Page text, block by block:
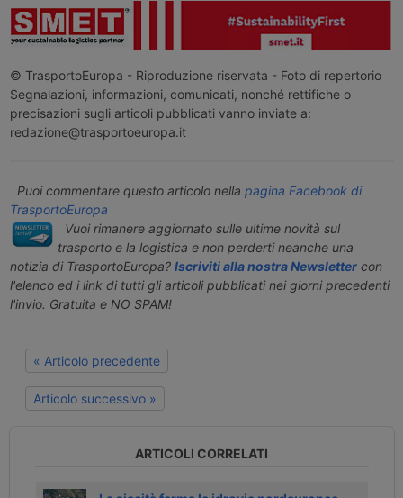
© TrasportoEuropa - Riproduzione riservata - Foto di repertorio
Segnalazioni, informazioni, comunicati, nonché rettifiche o
precisazioni sugli articoli pubblicati vanno inviate a:
redazione@trasportoeuropa.it
Puoi commentare questo articolo nella pagina Facebook di
TrasportoEuropa
Vuoi rimanere aggiornato sulle ultime novità sul
trasporto e la logistica e non perderti neanche una
notizia di TrasportoEuropa? Iscriviti alla nostra Newslettercon
l'elenco ed i link di tutti gli articoli pubblicati nei giorni precedenti
l'invio. Gratuita e NO SPAM!
« Articolo precedente
Articolo successivo »
ARTICOLI CORRELATI